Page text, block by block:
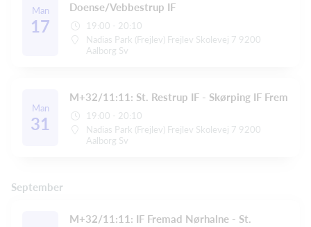
Man
17
Doense/Vebbestrup IF
19:00 - 20:10
Nadias Park (Frejlev) Frejlev Skolevej 7 9200
Aalborg Sv
Man
31
M+32/11:11: St. Restrup IF - Skørping IF Frem
19:00 - 20:10
Nadias Park (Frejlev) Frejlev Skolevej 7 9200
Aalborg Sv
September
M+32/11:11: IF Fremad Nørhalne - St.